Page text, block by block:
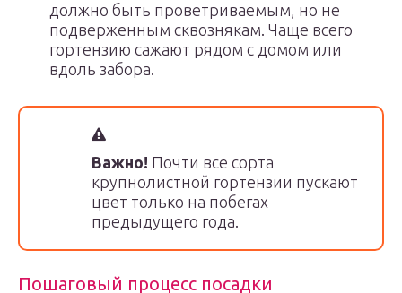
должно быть проветриваемым, но не
подверженным сквознякам. Чаще всего
гортензию сажают рядом с домом или
вдоль забора.
Важно! Почти все сорта
крупнолистной гортензии пускают
цвет только на побегах
предыдущего года.
Пошаговый процесс посадки